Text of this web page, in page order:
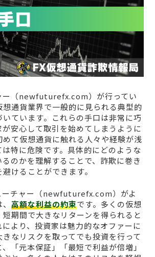
ー（newfuturefx.com）が行ってい
通貨業界で一般的に見られる典型的
いています。これらの手口は非常に巧
安心して取引を始めてしまうように
て仮想通貨に触れる人々や経験が浅
は特に危険です。具体的にどのような
のかを理解することで、詐欺に巻き
けることができます。
ーチャー（newfuturefx.com）がよ
高額な利益の約束です。多くの仮想
期間で大きなリターンを得られると
より、投資家は魅力的なオファーに
なリスクを取ってでも投資を行って
「元本保証」「最短で利益が倍増」